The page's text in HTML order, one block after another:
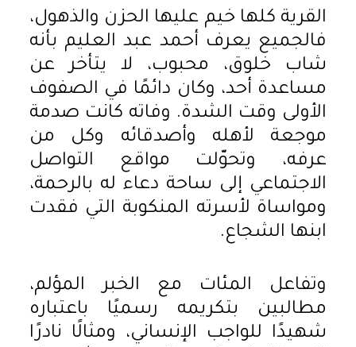
القرية كلها خيم عليها الحزن والذهول،
فالجميع يعرف أحمد عبد العليم بأنه
شاب خلوق، محبوب، لا يتأخر عن
مساعدة أحد، وكان دائمًا في الصفوف
الأولى وقت الشدة. وفاته كانت صدمة
موجعة لأهله وأصدقائه وكل من
عرفه، وتحوّلت مواقع التواصل
الاجتماعي إلى ساحة دعاء له بالرحمة،
ومواساة لأسرته المنكوبة التي فقدت
ابنها الشجاع.
وتفاعل المئات مع الخبر المؤلم،
مطالبين بتكريمه رسميًا باعتباره
شهيدًا للواجب الإنساني، ومثالًا نادرًا